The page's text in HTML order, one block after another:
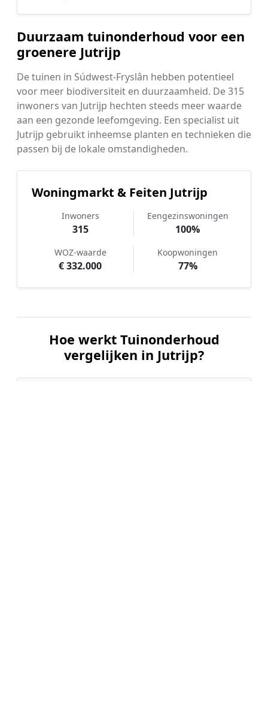
Duurzaam tuinonderhoud voor een
groenere Jutrijp
De tuinen in Súdwest-Fryslân hebben potentieel
voor meer biodiversiteit en duurzaamheid. De 315
inwoners van Jutrijp hechten steeds meer waarde
aan een gezonde leefomgeving. Een specialist uit
Jutrijp gebruikt inheemse planten en technieken die
passen bij de lokale omstandigheden.
Woningmarkt & Feiten Jutrijp
Inwoners
315
Eengezinswoningen
100%
WOZ-waarde
€ 332.000
Koopwoningen
77%
Hoe werkt Tuinonderhoud
vergelijken in Jutrijp?